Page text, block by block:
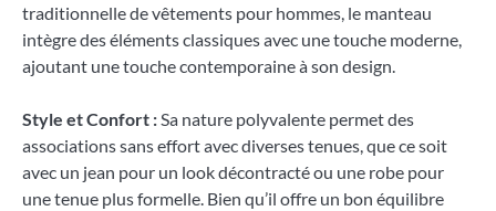
traditionnelle de vêtements pour hommes, le manteau
intègre des éléments classiques avec une touche moderne,
ajoutant une touche contemporaine à son design.
Style et Confort :Sa nature polyvalente permet des
associations sans effort avec diverses tenues, que ce soit
avec un jean pour un look décontracté ou une robe pour
une tenue plus formelle. Bien qu’il offre un bon équilibre